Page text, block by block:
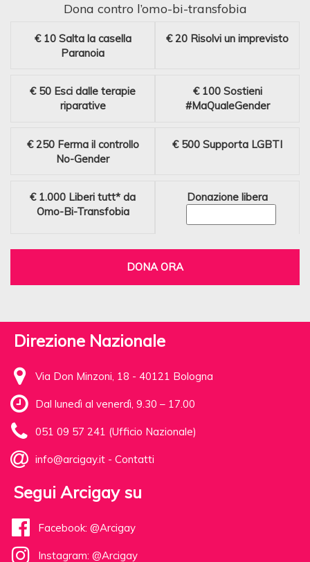
Dona contro l’omo-bi-transfobia
€ 10 Salta la casella
Paranoia
€ 20 Risolvi un imprevisto
€ 50 Esci dalle terapie
riparative
€ 100 Sostieni
#MaQualeGender
€ 250 Ferma il controllo
No-Gender
€ 500 Supporta LGBTI
€ 1.000 Liberi tutt* da
Omo-Bi-Transfobia
Donazione libera
DONA ORA
Direzione Nazionale
Via Don Minzoni, 18 - 40121 Bologna
Dal lunedì al venerdì, 9.30 – 17.00
051 09 57 241 (Ufficio Nazionale)
info@arcigay.it - Contatti
Segui Arcigay su
Facebook: @Arcigay
Instagram: @Arcigay